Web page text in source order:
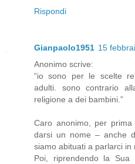
Rispondi
Gianpaolo1951 15
Anonimo scrive:
“io sono per le scelte
adulti. sono contrario
religione a dei bambini.”
Caro anonimo, per
darsi un nome – anche
siamo abituati a parlarci in
Poi, riprendendo la Sua